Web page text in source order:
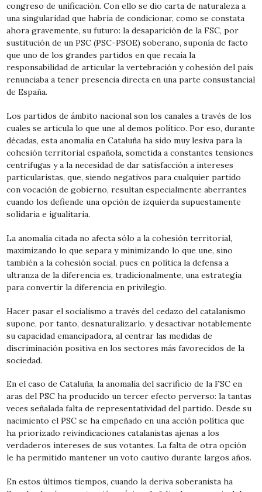
congreso de unificación. Con ello se dio carta de naturaleza a
una singularidad que habría de condicionar, como se constata
ahora gravemente, su futuro: la desaparición de la FSC, por
sustitución de un PSC (PSC-PSOE) soberano, suponía de facto
que uno de los grandes partidos en que recaía la
responsabilidad de articular la vertebración y cohesión del país
renunciaba a tener presencia directa en una parte consustancial
de España.
Los partidos de ámbito nacional son los canales a través de los
cuales se articula lo que une al demos político. Por eso, durante
décadas, esta anomalía en Cataluña ha sido muy lesiva para la
cohesión territorial española, sometida a constantes tensiones
centrífugas y a la necesidad de dar satisfacción a intereses
particularistas, que, siendo negativos para cualquier partido
con vocación de gobierno, resultan especialmente aberrantes
cuando los defiende una opción de izquierda supuestamente
solidaria e igualitaria.
La anomalía citada no afecta sólo a la cohesión territorial,
maximizando lo que separa y minimizando lo que une, sino
también a la cohesión social, pues en política la defensa a
ultranza de la diferencia es, tradicionalmente, una estrategia
para convertir la diferencia en privilegio.
Hacer pasar el socialismo a través del cedazo del catalanismo
supone, por tanto, desnaturalizarlo, y desactivar notablemente
su capacidad emancipadora, al centrar las medidas de
discriminación positiva en los sectores más favorecidos de la
sociedad.
En el caso de Cataluña, la anomalía del sacrificio de la FSC en
aras del PSC ha producido un tercer efecto perverso: la tantas
veces señalada falta de representatividad del partido. Desde su
nacimiento el PSC se ha empeñado en una acción política que
ha priorizado reivindicaciones catalanistas ajenas a los
verdaderos intereses de sus votantes. La falta de otra opción
le ha permitido mantener un voto cautivo durante largos años.
En estos últimos tiempos, cuando la deriva soberanista ha